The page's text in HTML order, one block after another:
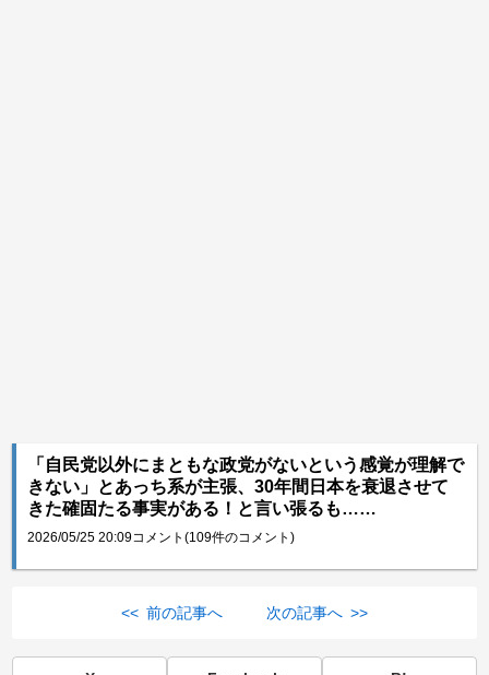
「自民党以外にまともな政党がないという感覚が理解で
きない」とあっち系が主張、30年間日本を衰退させて
きた確固たる事実がある！と言い張るも……
2026/05/25 20:09コメント(109件のコメント)
<< 前の記事へ 次の記事へ >>